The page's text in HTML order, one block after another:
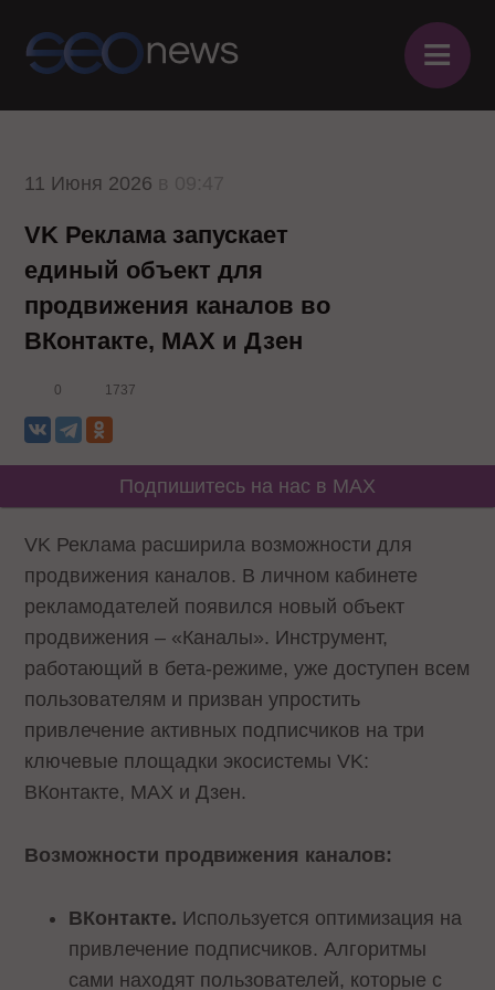
≡
11 Июня 2026
VK Реклама запускает
единый объект для
продвижения каналов во
ВКонтакте, MAX и Дзен
0 1737
Подпишитесь на нас в MAX
VK Реклама расширила возможности для
продвижения каналов. В личном кабинете
рекламодателей появился новый объект
продвижения – «Каналы». Инструмент,
работающий в бета-режиме, уже доступен всем
пользователям и призван упростить
привлечение активных подписчиков на три
ключевые площадки экосистемы VK:
ВКонтакте, MAX и Дзен.
Возможности продвижения каналов:
ВКонтакте. Используется оптимизация на
привлечение подписчиков. Алгоритмы
сами находят пользователей, которые с